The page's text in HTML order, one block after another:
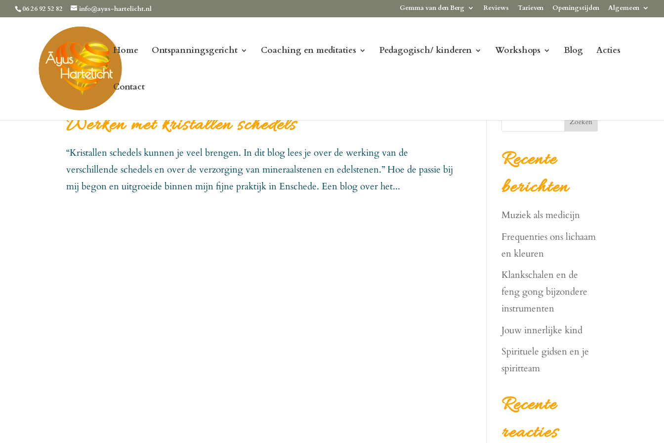
06 26 92 52 82 info@ayus-hartelicht.nl Gemma van den Berg Reviews Tarieven Openingstijden Algemeen
Home Ontspanningsgericht Coaching en meditaties Pedagogisch/ kinderen Workshops Blog Acties
Contact
Werken met kristallen schedels
“Kristallen schedels kunnen je veel brengen. In dit blog lees je over de werking van de
verschillende schedels en over de verzorging van mineraalstenen en edelstenen.” Hoe de passie bij
mij begon en uitgroeide binnen mijn fijne praktijk in Enschede. Een blog over het...
Zoeken
Recente
berichten
Muziek als medicijn
Frequenties ons lichaam
en kleuren
Klankschalen en de
feng gong bijzondere
instrumenten
Jouw innerlijke kind
Spirituele gidsen en je
spiritteam
Recente
reacties